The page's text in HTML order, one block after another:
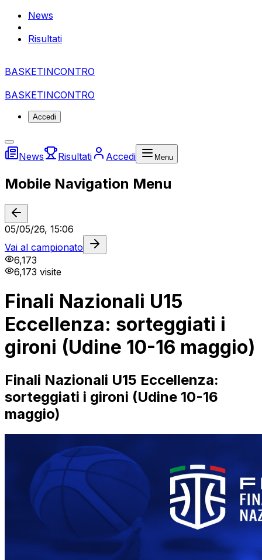
News
Risultati
BASKETINCONTRO
BASKETINCONTRO
Accedi
News Risultati Accedi Menu
Mobile Navigation Menu
05/05/26, 15:06
Vai al campionato
6,173
6,173 visite
Finali Nazionali U15
Eccellenza: sorteggiati i
gironi (Udine 10-16 maggio)
Finali Nazionali U15 Eccellenza:
sorteggiati i gironi (Udine 10-16
maggio)